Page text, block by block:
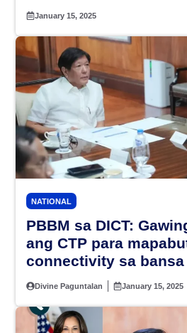
January 15, 2025
NATIONAL
PBBM sa DICT:
ang CTP para
connectivity sa bansa
Divine Paguntalan January 15, 2025